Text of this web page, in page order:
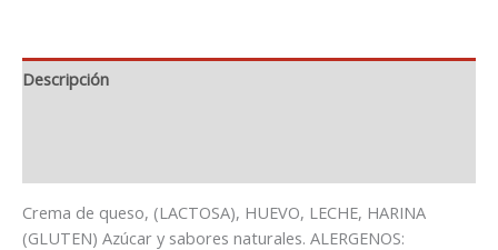
Descripción
Crema de queso, (LACTOSA), HUEVO, LECHE, HARINA
(GLUTEN) Azúcar y sabores naturales. ALERGENOS: